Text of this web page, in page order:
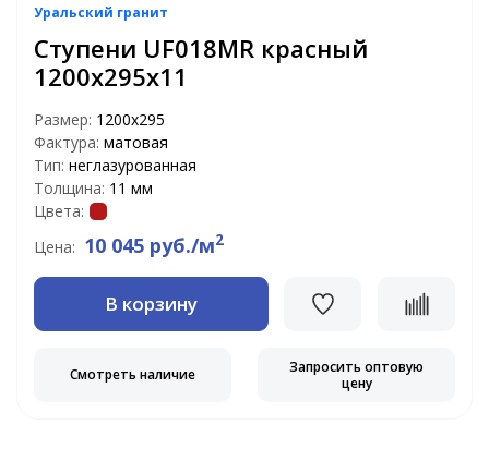
Уральский гранит
Ступени UF018MR красный
1200х295х11
Размер: 1200х295
Фактура: матовая
Тип: неглазурованная
Толщина: 11 мм
Цвета:
Цена: 10 045 руб./м2
В корзину
Смотреть наличие
Запросить оптовую
цену